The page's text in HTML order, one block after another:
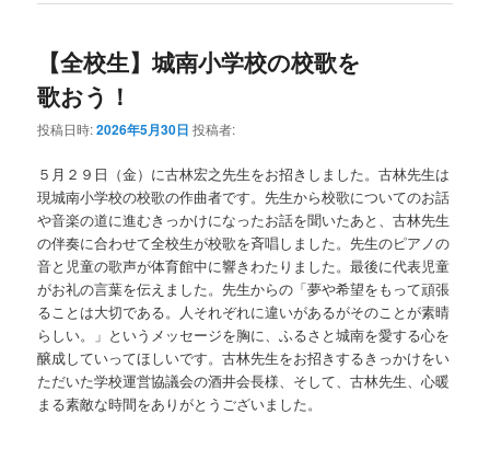
【全校生】城南小学校の校歌を
歌おう！
投稿日時:2026年5月30日 投稿者:
５月２９日（金）に古林宏之先生をお招きしました。古林先生は
現城南小学校の校歌の作曲者です。先生から校歌についてのお話
や音楽の道に進むきっかけになったお話を聞いたあと、古林先生
の伴奏に合わせて全校生が校歌を斉唱しました。先生のピアノの
音と児童の歌声が体育館中に響きわたりました。最後に代表児童
がお礼の言葉を伝えました。先生からの「夢や希望をもって頑張
ることは大切である。人それぞれに違いがあるがそのことが素晴
らしい。」というメッセージを胸に、ふるさと城南を愛する心を
醸成していってほしいです。古林先生をお招きするきっかけをい
ただいた学校運営協議会の酒井会長様、そして、古林先生、心暖
まる素敵な時間をありがとうございました。